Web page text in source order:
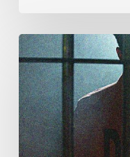
L’ACLC
demande
aux
députés
d’adopter
les
amendements